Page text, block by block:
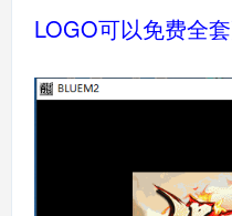
LOGO可以免费全